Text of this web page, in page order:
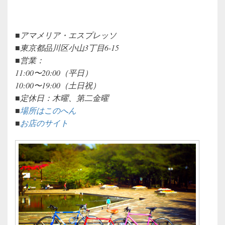
■アマメリア・エスプレッソ
■東京都品川区小山3丁目6-15
■営業：
11:00〜20:00（平日）
10:00〜19:00（土日祝）
■定休日：木曜、第二金曜
■場所はこのへん
■お店のサイト